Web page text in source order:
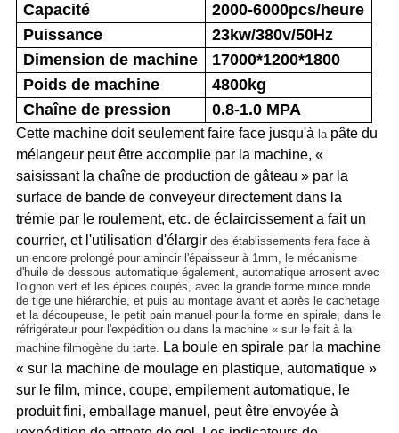
Capacité
2000-6000pcs/heure
Puissance
23kw/380v/50Hz
Dimension de machine
17000*1200*1800
Poids de machine
4800kg
Chaîne de pression
0.8-1.0 MPA
Cette machine doit seulement faire face jusqu'àla pâte du
mélangeur peut être accomplie par la machine, «
saisissant la chaîne de production de gâteau » par la
surface de bande de conveyeur directement dans la
trémie par le roulement, etc. de éclaircissement a fait un
courrier, et l'utilisation d'élargirdes établissements fera face à
un encore prolongé pour amincir l'épaisseur à 1mm, le mécanisme
d'huile de dessous automatique également, automatique arrosent avec
l'oignon vert et les épices coupés, avec la grande forme mince ronde
de tige une hiérarchie, et puis au montage avant et après le cachetage
et la découpeuse, le petit pain manuel pour la forme en spirale, dans le
réfrigérateur pour l'expédition ou dans la machine « sur le fait à la
machine filmogène du tarte. La boule en spirale par la machine
« sur la machine de moulage en plastique, automatique »
sur le film, mince, coupe, empilement automatique, le
produit fini, emballage manuel, peut être envoyée à